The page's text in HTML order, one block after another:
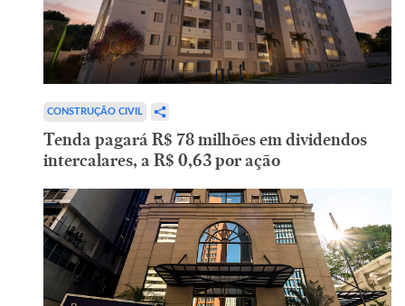
CONSTRUÇÃO CIVIL
Tenda pagará R$ 78 milhões em dividendos
intercalares, a R$ 0,63 por ação